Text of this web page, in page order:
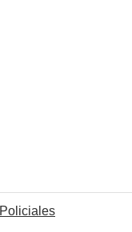
Policiales